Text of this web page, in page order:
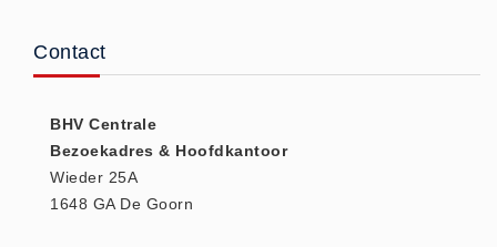
AED apparaten (11)
Actie (5)
AED
Contact
BHV Centrale
Bezoekadres & Hoofdkantoor
Wieder 25A
1648 GA De Goorn